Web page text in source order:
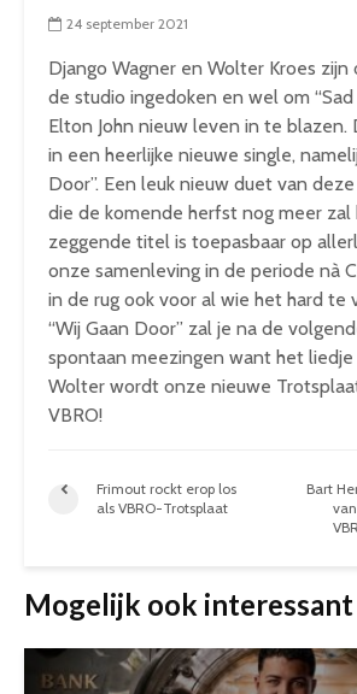
24 september 2021
Django Wagner en Wolter Kroes zijn
de studio ingedoken en wel om “Sad
Elton John nieuw leven in te blazen.
in een heerlijke nieuwe single,
Door”. Een leuk nieuw duet van
die de komende herfst nog meer
zeggende titel is toepasbaar op
onze samenleving in de periode nà
in de rug ook voor al wie het hard te
“Wij Gaan Door” zal je na de
spontaan meezingen want het liedje
Wolter wordt onze nieuwe
VBRO!
Frimout rockt erop los
als VBRO-Trotsplaat
Bart
Mogelijk ook interessant